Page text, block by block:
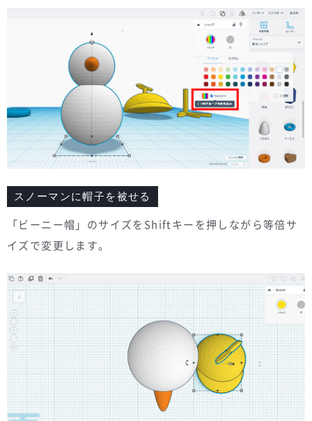
スノーマンに帽子を被せる
「ビーニー帽」のサイズをShiftキーを押しながら等倍サ
イズで変更します。